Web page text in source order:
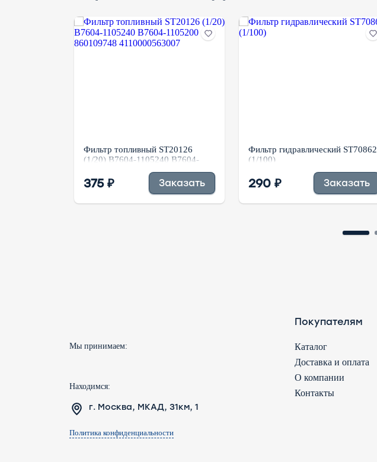
Фильтр топливный ST20126
(1/20) B7604-1105240 B7604-
4110000563007
375 ₽ Заказать
Фильтр гидравлический ST70862
(1/100)
290 ₽ Заказать
Мы принимаем:
Находимся:
г. Москва, МКАД, 31км, 1
Политика конфиденциальности
Покупателям
Каталог
Доставка и оплата
О компании
Контакты